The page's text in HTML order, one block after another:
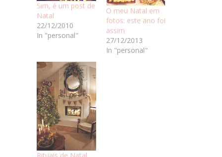
Sim, é um post de
Natal
22/12/2010
In "personal"
O meu Natal em
fotos: este ano foi
assim
27/12/2013
In "personal"